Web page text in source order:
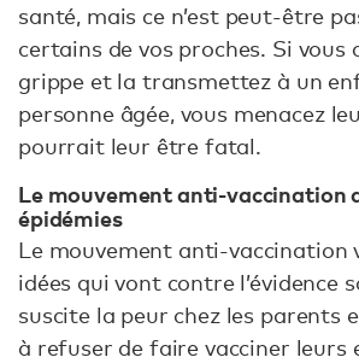
santé, mais ce n’est peut-être
certains de vos proches. Si vous
grippe et la transmettez à un
personne âgée, vous menacez
pourrait leur être fatal.
Le mouvement anti-vaccination
épidémies
Le mouvement anti-vaccination
idées qui vont contre l’évidence
suscite la peur chez les parents
à refuser de faire vacciner leurs